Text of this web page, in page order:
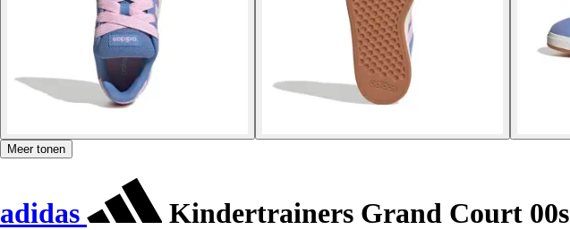
Meer tonen
adidas Kindertrainers Grand Court 00s